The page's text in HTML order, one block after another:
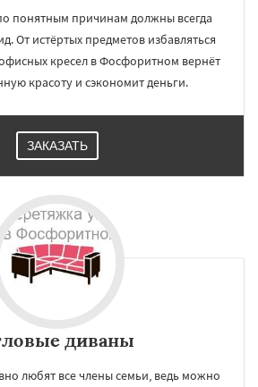
понятным причинам должны всегда
От истёртых предметов избавляться
кресел в Фосфоритном вернёт
красоту и сэкономит деньги.
ЗАКАЗАТЬ
диваны
любят все члены семьи, ведь можно